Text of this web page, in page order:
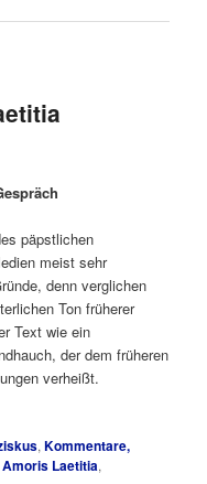
päpstlichen
meist sehr
denn verglichen
Ton früherer
Text wie ein
der dem früheren
verheißt.
,Kommentare,
Amoris Laetitia,